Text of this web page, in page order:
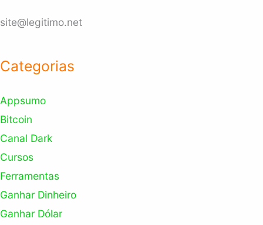
site@legitimo.net
Categorias
Appsumo
Bitcoin
Canal Dark
Cursos
Ferramentas
Ganhar Dinheiro
Ganhar Dólar